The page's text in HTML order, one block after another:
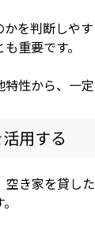
を判断しや
重要です。
性から、一
用する
空き家を貸し